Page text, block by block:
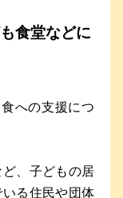
食堂などに
への支援につ
、子どもの居
る住民や団体